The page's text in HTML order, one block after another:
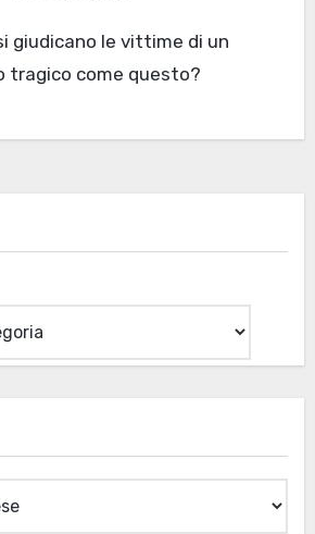
tragico come questo?